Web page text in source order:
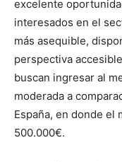
excelente
interesados en el
más asequible,
perspectiva
buscan ingresar al
moderada a
España, en donde el
500.000€.